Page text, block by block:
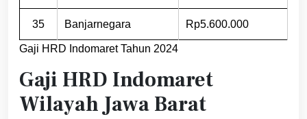
35 Banjarnegara Rp5.600.000
Gaji HRD Indomaret Tahun 2024
Gaji HRD Indomaret
Wilayah Jawa Barat